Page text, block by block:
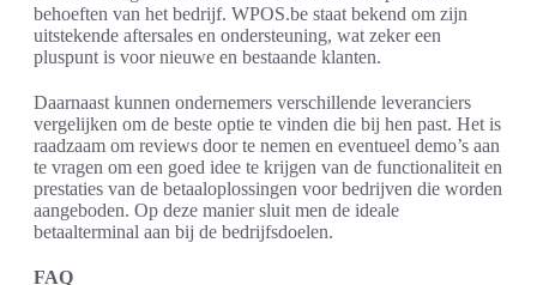
behoeften van het bedrijf. WPOS.be staat bekend om zijn
uitstekende aftersales en ondersteuning, wat zeker een
pluspunt is voor nieuwe en bestaande klanten.
Daarnaast kunnen ondernemers verschillende leveranciers
vergelijken om de beste optie te vinden die bij hen past. Het is
raadzaam om reviews door te nemen en eventueel demo’s aan
te vragen om een goed idee te krijgen van de functionaliteit en
prestaties van de betaaloplossingen voor bedrijven die worden
aangeboden. Op deze manier sluit men de ideale
betaalterminal aan bij de bedrijfsdoelen.
FAQ